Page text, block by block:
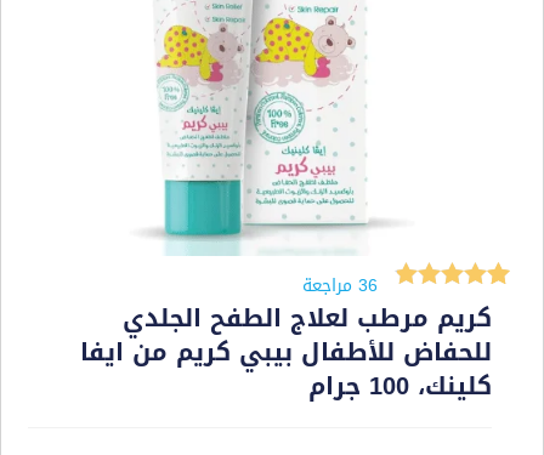
تم التقييم بـ
4.86
بناءً على
36
36مراجعة
كريم مرطب لعلاج الطفح الجلدي
للحفاض للأطفال بيبي كريم من ايفا
كلينك، 100 جرام